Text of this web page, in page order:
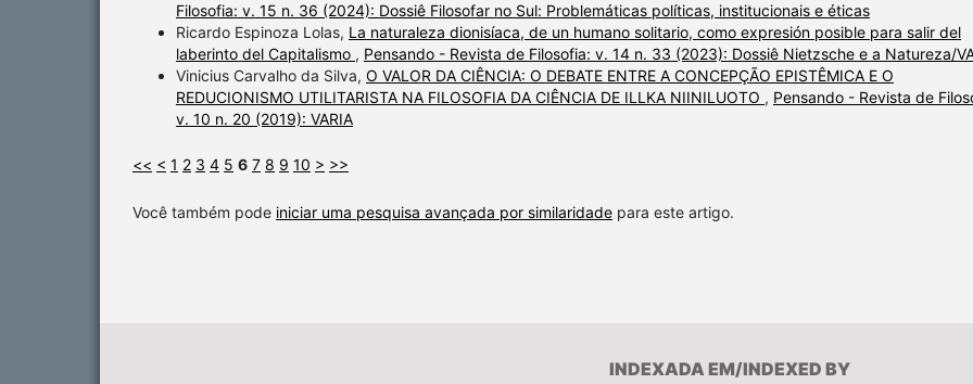
Filosofia: v. 15 n. 36 (2024): Dossiê Filosofar no Sul: Problemáticas políticas, institucionais e éticas
Ricardo Espinoza Lolas, La naturaleza dionisíaca, de un humano solitario, como expresión posible para salir del
laberinto del Capitalismo , Pensando - Revista de Filosofia: v. 14 n. 33 (2023): Dossiê Nietzsche e a Natureza/
Vinicius Carvalho da Silva, O VALOR DA CIÊNCIA: O DEBATE ENTRE A CONCEPÇÃO EPISTÊMICA E O
REDUCIONISMO UTILITARISTA NA FILOSOFIA DA CIÊNCIA DE ILLKA NIINILUOTO , Pensando - Revista de
v. 10 n. 20 (2019): VARIA
<< < 1 2 3 4 5 6 7 8 9 10 > >>
Você também pode iniciar uma pesquisa avançada por similaridade para este artigo.
INDEXADA EM/INDEXED BY